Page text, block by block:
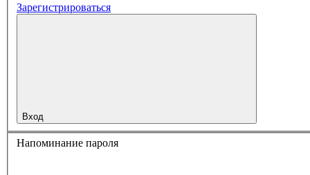
Зарегистрироваться
Вход
Напоминание пароля